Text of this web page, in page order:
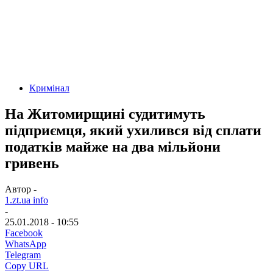
Кримінал
На Житомирщині судитимуть
підприємця, який ухилився від сплати
податків майже на два мільйони
гривень
Автор -
1.zt.ua info
-
25.01.2018 - 10:55
Facebook
WhatsApp
Telegram
Copy URL